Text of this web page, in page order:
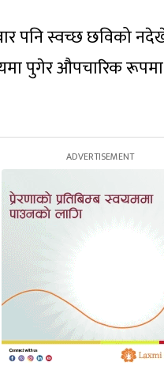
पनि स्वच्छ छविको
पुगेर औपचारिक रूपमा